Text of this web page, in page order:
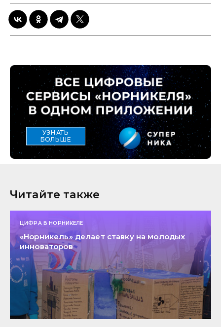
УЗНАТЬ
БОЛЬШЕ
Читайте также
ЦИФРА В НОРНИКЕЛЕ
«Норникель» делает ставку на молодых
инноваторов